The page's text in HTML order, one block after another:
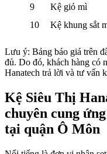
9
Kệ giỏ mì
10
Kệ khung sắt
Lưu ý: Bảng báo giá trên
đủ. Do đó, khách hàng có
Hanatech trả lời và tư vấn
Kệ Siêu Thị
chuyên cung
tại quận Ô Môn